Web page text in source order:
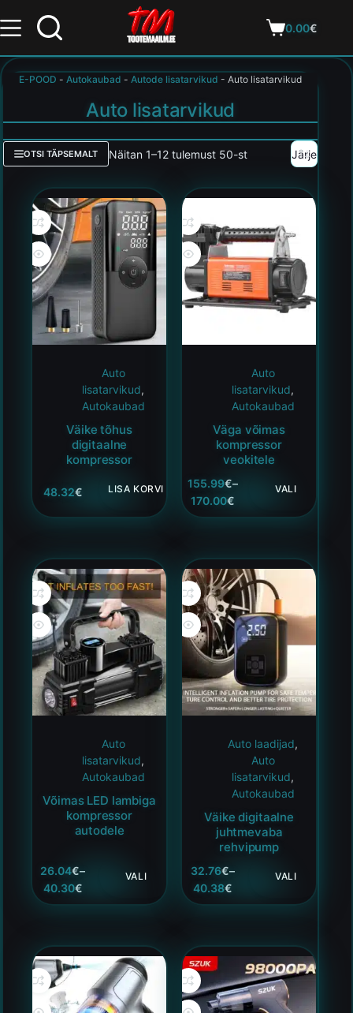
0.00€
E-POOD -Autokaubad -Autode lisatarvikud -Auto lisatarvikud
Auto lisatarvikud
OTSI TÄPSEMALT Näitan 1–12 tulemust 50-st
Auto
lisatarvikud,
Autokaubad
Väike tõhus
digitaalne
kompressor
48.32€ LISA KORVI
Auto
lisatarvikud,
Autokaubad
Väga võimas
kompressor
veokitele
155.99€–
170.00€
VALI
Auto
lisatarvikud,
Autokaubad
Võimas LED lambiga
kompressor
autodele
26.04€–
40.30€
VALI
Auto laadijad,
Auto
lisatarvikud,
Autokaubad
Väike digitaalne
juhtmevaba
rehvipump
32.76€–
40.38€
VALI